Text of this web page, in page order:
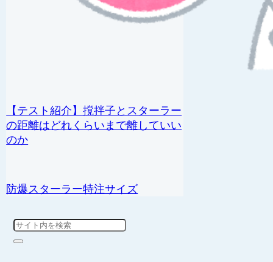
【テスト紹介】撹拌子とスターラー
の距離はどれくらいまで離していい
のか
防爆スターラー特注サイズ